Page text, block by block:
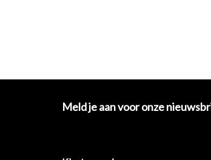
Meld je aan voor onze